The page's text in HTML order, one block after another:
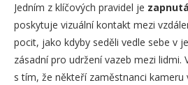
Jedním z klíčových pravidel je
poskytuje vizuální kontakt mezi
pocit, jako kdyby seděli vedle sebe v
zásadní pro udržení vazeb mezi lidmi.
s tím, že někteří zaměstnanci kameru